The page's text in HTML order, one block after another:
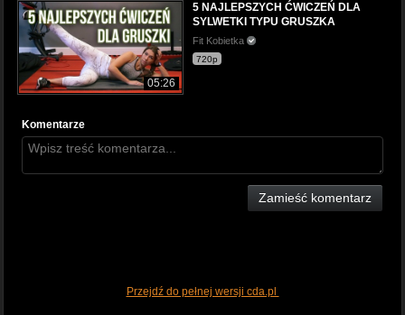
05:26
5 NAJLEPSZYCH ĆWICZEŃ DLA
SYLWETKI TYPU GRUSZKA
Fit Kobietka
720p
Komentarze
Zamieść komentarz
Przejdź do pełnej wersji cda.pl